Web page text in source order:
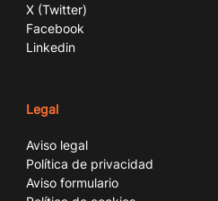
X (Twitter)
Facebook
Linkedin
Legal
Aviso legal
Política de privacidad
Aviso formulario